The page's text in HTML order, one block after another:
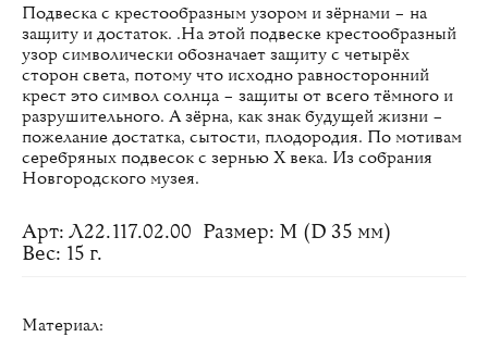
Подвеска с крестообразным узором и зёрнами – на
защиту и достаток. .На этой подвеске крестообразный
узор символически обозначает защиту с четырёх
сторон света, потому что исходно равносторонний
крест это символ солнца – защиты от всего тёмного и
разрушительного. А зёрна, как знак будущей жизни –
пожелание достатка, сытости, плодородия. По мотивам
серебряных подвесок с зернью Х века. Из собрания
Новгородского музея.
Арт: Л22.117.02.00 Размер: M (D 35 мм)
Вес: 15 г.
Материал: